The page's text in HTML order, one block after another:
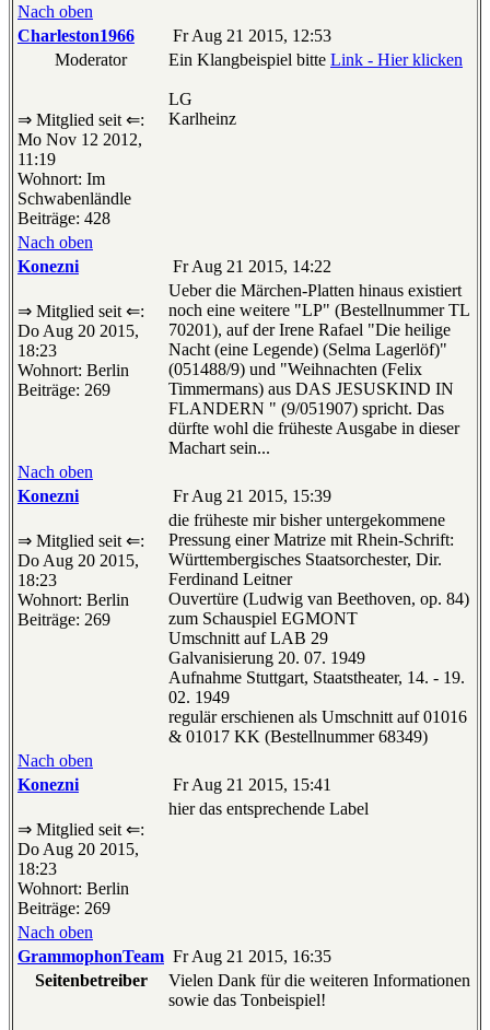
Nach oben
Charleston1966
Fr Aug 21 2015, 12:53
Moderator
⇒ Mitglied seit ⇐:
Mo Nov 12 2012,
11:19
Wohnort: Im
Schwabenländle
Beiträge: 428
Ein Klangbeispiel bitte Link - Hier klicken
LG
Karlheinz
Nach oben
Konezni
Fr Aug 21 2015, 14:22
⇒ Mitglied seit ⇐:
Do Aug 20 2015,
18:23
Wohnort: Berlin
Beiträge: 269
Ueber die Märchen-Platten hinaus existiert
noch eine weitere "LP" (Bestellnummer TL
70201), auf der Irene Rafael "Die heilige
Nacht (eine Legende) (Selma Lagerlöf)"
(051488/9) und "Weihnachten (Felix
Timmermans) aus DAS JESUSKIND IN
FLANDERN " (9/051907) spricht. Das
dürfte wohl die früheste Ausgabe in dieser
Machart sein...
Nach oben
Konezni
Fr Aug 21 2015, 15:39
⇒ Mitglied seit ⇐:
Do Aug 20 2015,
18:23
Wohnort: Berlin
Beiträge: 269
die früheste mir bisher untergekommene
Pressung einer Matrize mit Rhein-Schrift:
Württembergisches Staatsorchester, Dir.
Ferdinand Leitner
Ouvertüre (Ludwig van Beethoven, op. 84)
zum Schauspiel EGMONT
Umschnitt auf LAB 29
Galvanisierung 20. 07. 1949
Aufnahme Stuttgart, Staatstheater, 14. - 19.
02. 1949
regulär erschienen als Umschnitt auf 01016
& 01017 KK (Bestellnummer 68349)
Nach oben
Konezni
Fr Aug 21 2015, 15:41
⇒ Mitglied seit ⇐:
Do Aug 20 2015,
18:23
Wohnort: Berlin
Beiträge: 269
hier das entsprechende Label
Nach oben
GrammophonTeam Fr Aug 21 2015, 16:35
Seitenbetreiber
Vielen Dank für die weiteren Informationen
sowie das Tonbeispiel!